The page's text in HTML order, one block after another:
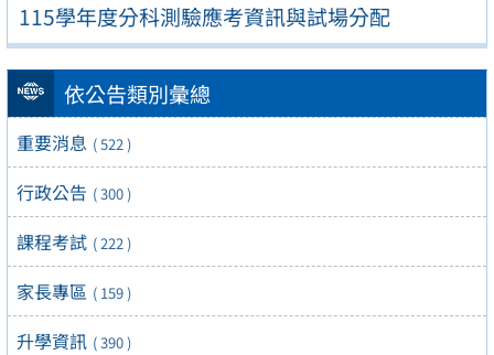
115學年度分科測驗應考資訊與試場分配
依公告類別彙總
重要消息 ( 522 )
行政公告 ( 300 )
課程考試 ( 222 )
家長專區 ( 159 )
升學資訊 ( 390 )